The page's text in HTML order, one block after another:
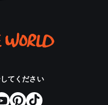
てください